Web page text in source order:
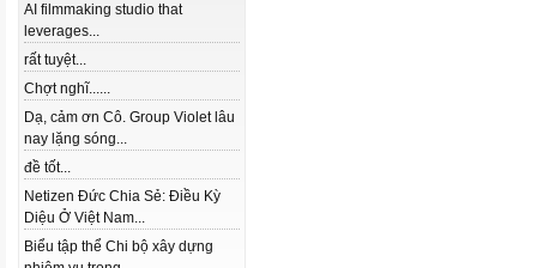
AI filmmaking studio that
leverages...
rất tuyệt...
Chợt nghĩ......
Dạ, cảm ơn Cô. Group Violet lâu
nay lặng sóng...
đề tốt...
Netizen Đức Chia Sẻ: Điều Kỳ
Diệu Ở Việt Nam...
Biểu tập thể Chi bộ xây dựng